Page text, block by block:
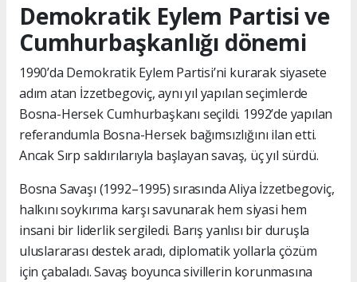
Demokratik Eylem Partisi ve
Cumhurbaşkanlığı dönemi
1990’da Demokratik Eylem Partisi’ni kurarak siyasete
adım atan İzzetbegoviç, aynı yıl yapılan seçimlerde
Bosna-Hersek Cumhurbaşkanı seçildi. 1992’de yapılan
referandumla Bosna-Hersek bağımsızlığını ilan etti.
Ancak Sırp saldırılarıyla başlayan savaş, üç yıl sürdü.
Bosna Savaşı (1992–1995) sırasında Aliya İzzetbegoviç,
halkını soykırıma karşı savunarak hem siyasi hem
insani bir liderlik sergiledi. Barış yanlısı bir duruşla
uluslararası destek aradı, diplomatik yollarla çözüm
için çabaladı. Savaş boyunca sivillerin korunmasına